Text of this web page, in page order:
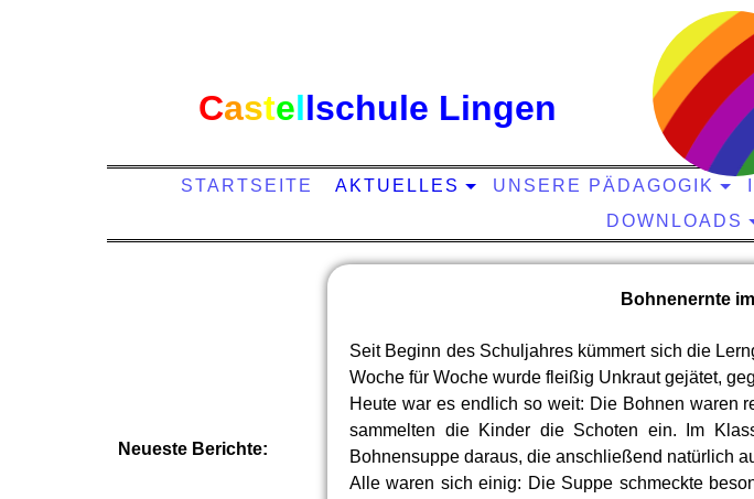
Castellschule Lingen
STARTSEITE AKTUELLES UNSERE PÄDAGOGIK
DOWNLOADS
Bohnenernte
Seit Beginn des Schuljahres kümmert sich die
Woche für Woche wurde fleißig Unkraut gejätet,
Heute war es endlich so weit: Die Bohnen waren
sammelten die Kinder die Schoten ein. Im
Bohnensuppe daraus, die anschließend natürlich
Alle waren sich einig: Die Suppe schmeckte
Neueste Berichte: